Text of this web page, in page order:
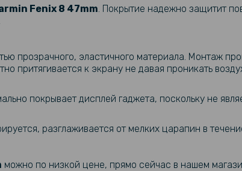
Enduro 2
Ремешок
Fenix 8
смарт -
Fenix 8 47mm . Покрытие надежно защитит
прозрачного, эластичного материала. Монтаж
притягивается к экрану не давая проникать
покрывает дисплей гаджета, поскольку не
разглаживается от мелких царапин в
можно по низкой цене, прямо сейчас в нашем